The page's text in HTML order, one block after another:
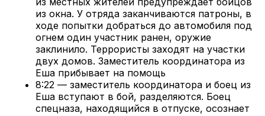
из окна. У отряда заканчиваются патроны, в
ходе попытки добраться до автомобиля под
огнем один участник ранен, оружие
заклинило. Террористы заходят на участки
двух домов. Заместитель координатора из
Еша прибывает на помощь
8:22 — заместитель координатора и боец из
Еша вступают в бой, разделяются. Боец
спецназа, находящийся в отпуске, осознает